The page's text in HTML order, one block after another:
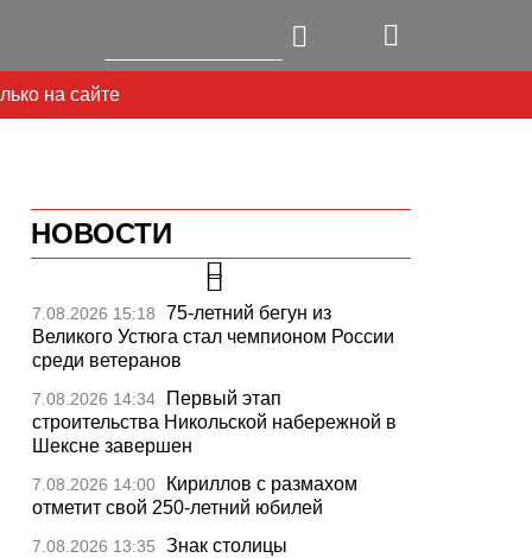
на сайте
НОВОСТИ
7.08.2026 15:18
75-летний бегун из
Великого Устюга стал чемпионом России
среди ветеранов
7.08.2026 14:34
Первый этап
строительства Никольской набережной в
Шексне завершен
7.08.2026 14:00
Кириллов с размахом
отметит свой 250-летний юбилей
7.08.2026 13:35
Знак столицы